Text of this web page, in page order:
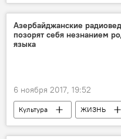
Азербайджанские
позорят себя незнанием
языка
6 ноября 2017, 19:52
Культура ЖИЗНЬ
События и даты